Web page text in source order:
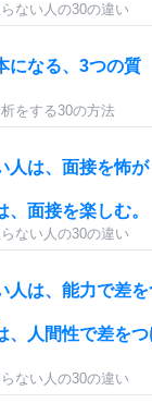
ない人の30の違い
になる、3つの質
をする30の方法
人は、面接を怖が
面接を楽しむ。
ない人の30の違い
人は、能力で差を
、人間性で差をつ
ない人の30の違い